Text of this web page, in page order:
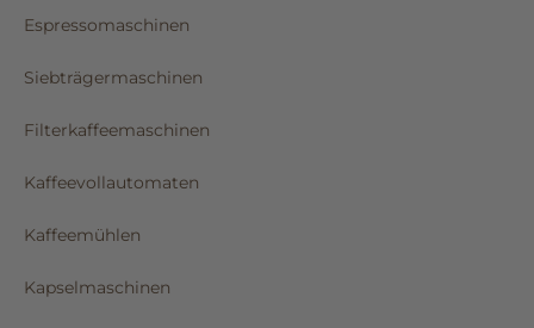
Espressomaschinen
Siebträgermaschinen
Filterkaffeemaschinen
Kaffeevollautomaten
Kaffeemühlen
Kapselmaschinen